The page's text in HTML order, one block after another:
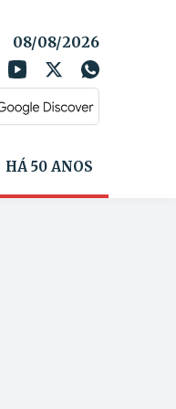
08/08/2026
HÁ 50 ANOS